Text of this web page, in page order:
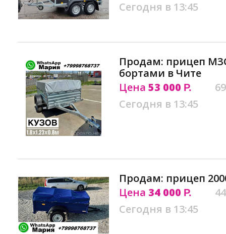
Сегодня в 13:45
Продам: прицеп
бортами в Чите
Цена 53 000 Р.
Сегодня в 13:45
Продам: прицеп
Цена 34 000 Р.
Сегодня в 13:45